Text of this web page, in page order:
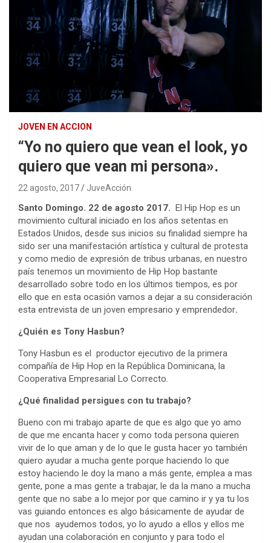
JOVEN EN ACCION
“Yo no quiero que vean el look, yo
quiero que vean mi persona».
22 agosto, 2017 JuveAcción
Santo Domingo. 22 de agosto 2017. El Hip Hop es un
movimiento cultural iniciado en los años setentas en
Estados Unidos, desde sus inicios su finalidad siempre ha
sido ser una manifestación artística y cultural de protesta
y como medio de expresión de tribus urbanas, en nuestro
país tenemos un movimiento de Hip Hop bastante
desarrollado sobre todo en los últimos tiempos, es por
ello que en esta ocasión vamos a dejar a su consideración
esta entrevista de un joven empresario y emprendedor.
¿Quién es Tony Hasbun?
Tony Hasbun es el productor ejecutivo de la primera
compañía de Hip Hop en la República Dominicana, la
Cooperativa Empresarial Lo Correcto.
¿Qué finalidad persigues con tu trabajo?
Bueno con mi trabajo aparte de que es algo que yo amo
de que me encanta hacer y como toda persona quieren
vivir de lo que aman y de lo que le gusta hacer yo también
quiero ayudar a mucha gente porque haciendo lo que
estoy haciendo le doy la mano a más gente, emplea a mas
gente, pone a mas gente a trabajar, le da la mano a mucha
gente que no sabe a lo mejor por que camino ir y ya tu los
vas guiando entonces es algo básicamente de ayudar de
que nos ayudemos todos, yo lo ayudo a ellos y ellos me
ayudan una colaboración en conjunto y para todo el